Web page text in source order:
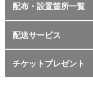
配布・設置箇所一覧
配送サービス
チケットプレゼント